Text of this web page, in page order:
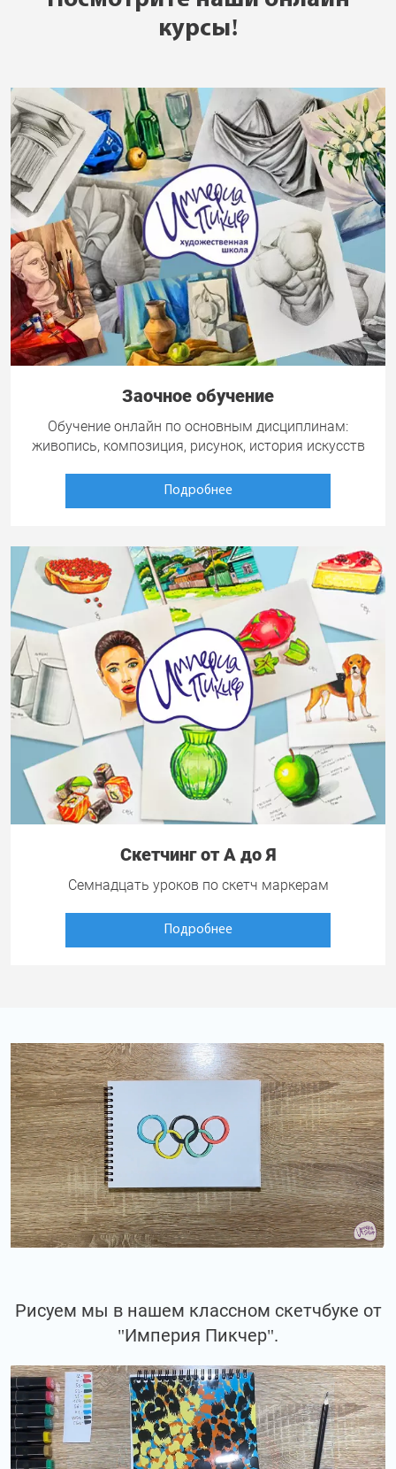
курсы!
Заочное обучение
Обучение онлайн по основным дисциплинам:
живопись, композиция, рисунок, история искусств
Подробнее
Скетчинг от А до Я
Семнадцать уроков по скетч маркерам
Подробнее
Рисуем мы в нашем классном скетчбуке от
"Империя Пикчер".